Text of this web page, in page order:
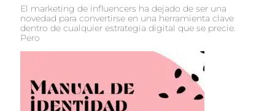
El marketing de influencers ha dejado de ser una
novedad para convertirse en una herramienta clave
dentro de cualquier estrategia digital que se precie.
Pero